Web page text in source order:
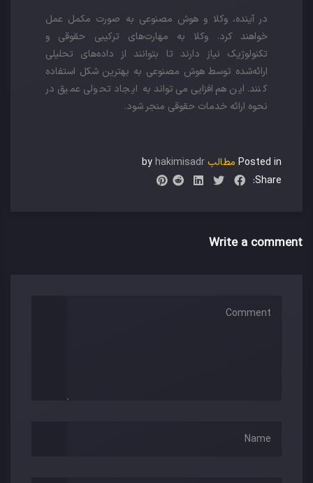
در آینده، وکلا و هوش مصنوعی به صورت مکمل عمل
خواهند کرد. وکلا به مهارت‌های ترکیبی حقوقی و
تکنولوژیک نیاز دارند تا بتوانند از داده‌های تحلیلی
ارائه‌شده توسط هوش مصنوعی به بهترین شکل استفاده
کنند. این هم‌افزایی می‌تواند به ایجاد تحولی عمیق در
نحوه ارائه خدمات حقوقی منجر شود.
Posted in مطالب hakimisadr
Share:
Write a comment